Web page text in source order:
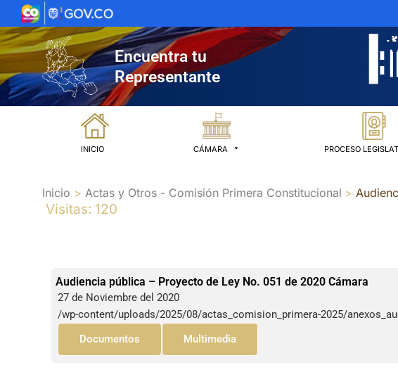
al
contenido
Encuentra tu
Representante
INICIO CÁMARA PROCESO
Inicio Actas y Otros - Comisión Primera Constitucional
Visitas: 120
Audiencia pública – Proyecto de Ley No. 051 de 2020 Cámara
27 de Noviembre del 2020
/wp-content/uploads/2025/08/actas_comision_primera-2025/
Documentos
Multimedia